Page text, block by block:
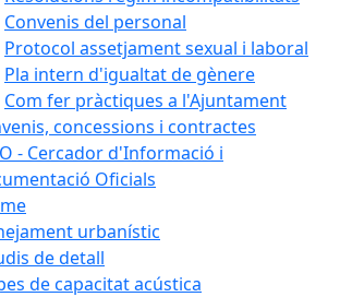
Convenis del personal
Protocol assetjament sexual i laboral
Pla intern d'igualtat de gènere
Com fer pràctiques a l'Ajuntament
concessions i contractes
- Cercador d'Informació i
Oficials
urbanístic
de detall
de capacitat acústica